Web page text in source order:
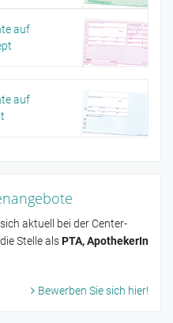
auf
auf
aktuell bei der Center-
Stelle alsPTA, ApothekerIn
Bewerben Sie sich hier!